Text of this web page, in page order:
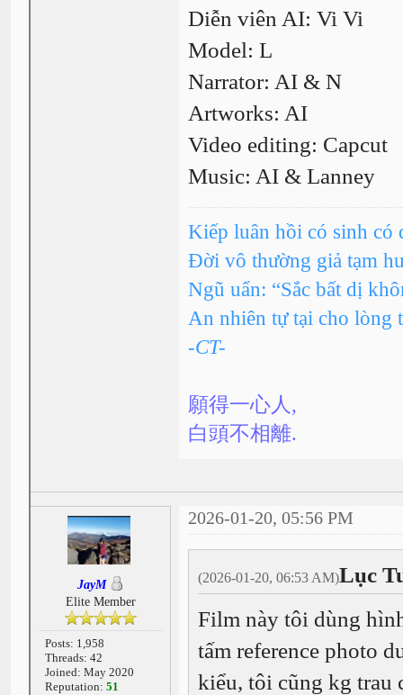
Diễn viên AI: Vi Vi
Model: L
Narrator: AI & N
Artworks: AI
Video editing: Capcut
Music: AI & Lanney
Kiếp luân hồi có sinh có
Đời vô thường giả tạm
Ngũ uẩn: “Sắc bất dị
An nhiên tự tại cho lòng
-CT-
願得一心人,
白頭不相離.
JayM
Elite Member
Posts: 1,958
Threads: 42
Joined: May 2020
Reputation: 51
2026-01-20, 05:56 PM
(2026-01-20, 06:53 AM)Lục
Film này tôi dùng
tấm reference photo
kiểu, tôi cũng kg trau